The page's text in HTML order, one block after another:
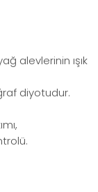
alevlerinin ışık
diyotudur.